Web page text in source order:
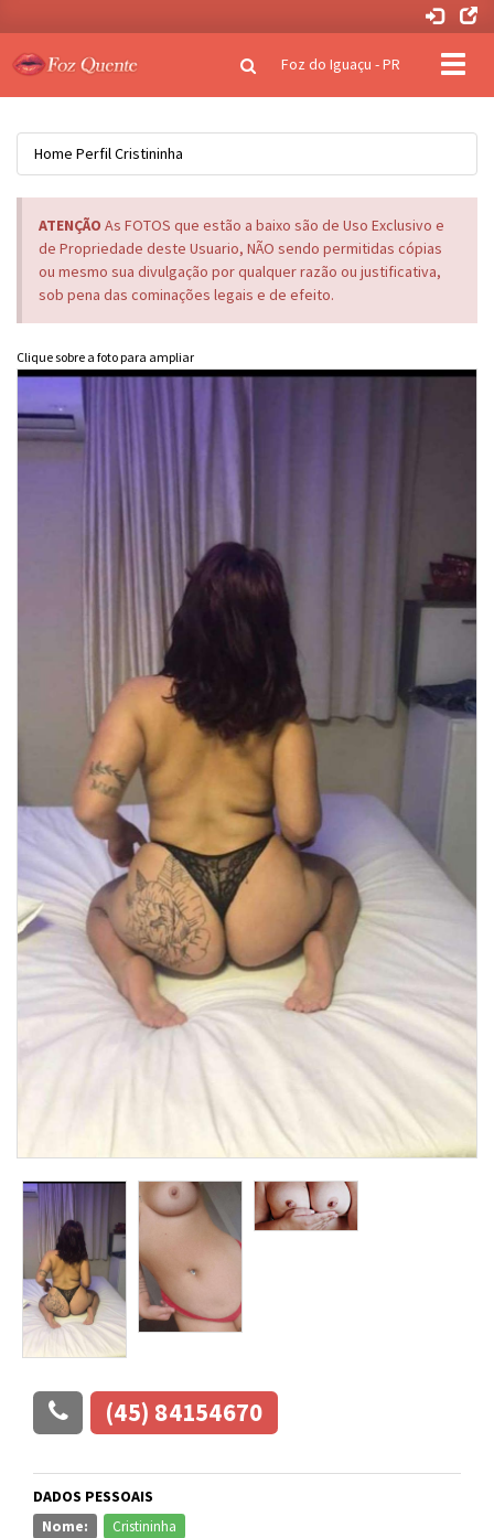
Clique
Foz do Iguaçu - PR
Home PerfilCristininha
ATENÇÃO As FOTOS que estão a baixo são de Uso Exclusivo e
de Propriedade deste Usuario, NÃO sendo permitidas cópias
ou mesmo sua divulgação por qualquer razão ou justificativa,
sob pena das cominações legais e de efeito.
Clique sobre a foto para ampliar
(45) 84154670
DADOS PESSOAIS
Nome: Cristininha